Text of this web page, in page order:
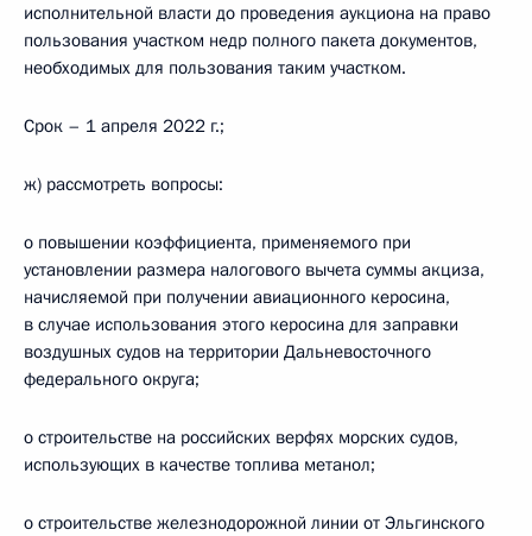
исполнительной власти до проведения аукциона на право
пользования участком недр полного пакета документов,
необходимых для пользования таким участком.
Срок – 1 апреля 2022 г.;
ж) рассмотреть вопросы:
о повышении коэффициента, применяемого при
установлении размера налогового вычета суммы акциза,
начисляемой при получении авиационного керосина,
в случае использования этого керосина для заправки
воздушных судов на территории Дальневосточного
федерального округа;
о строительстве на российских верфях морских судов,
использующих в качестве топлива метанол;
о строительстве железнодорожной линии от Эльгинского